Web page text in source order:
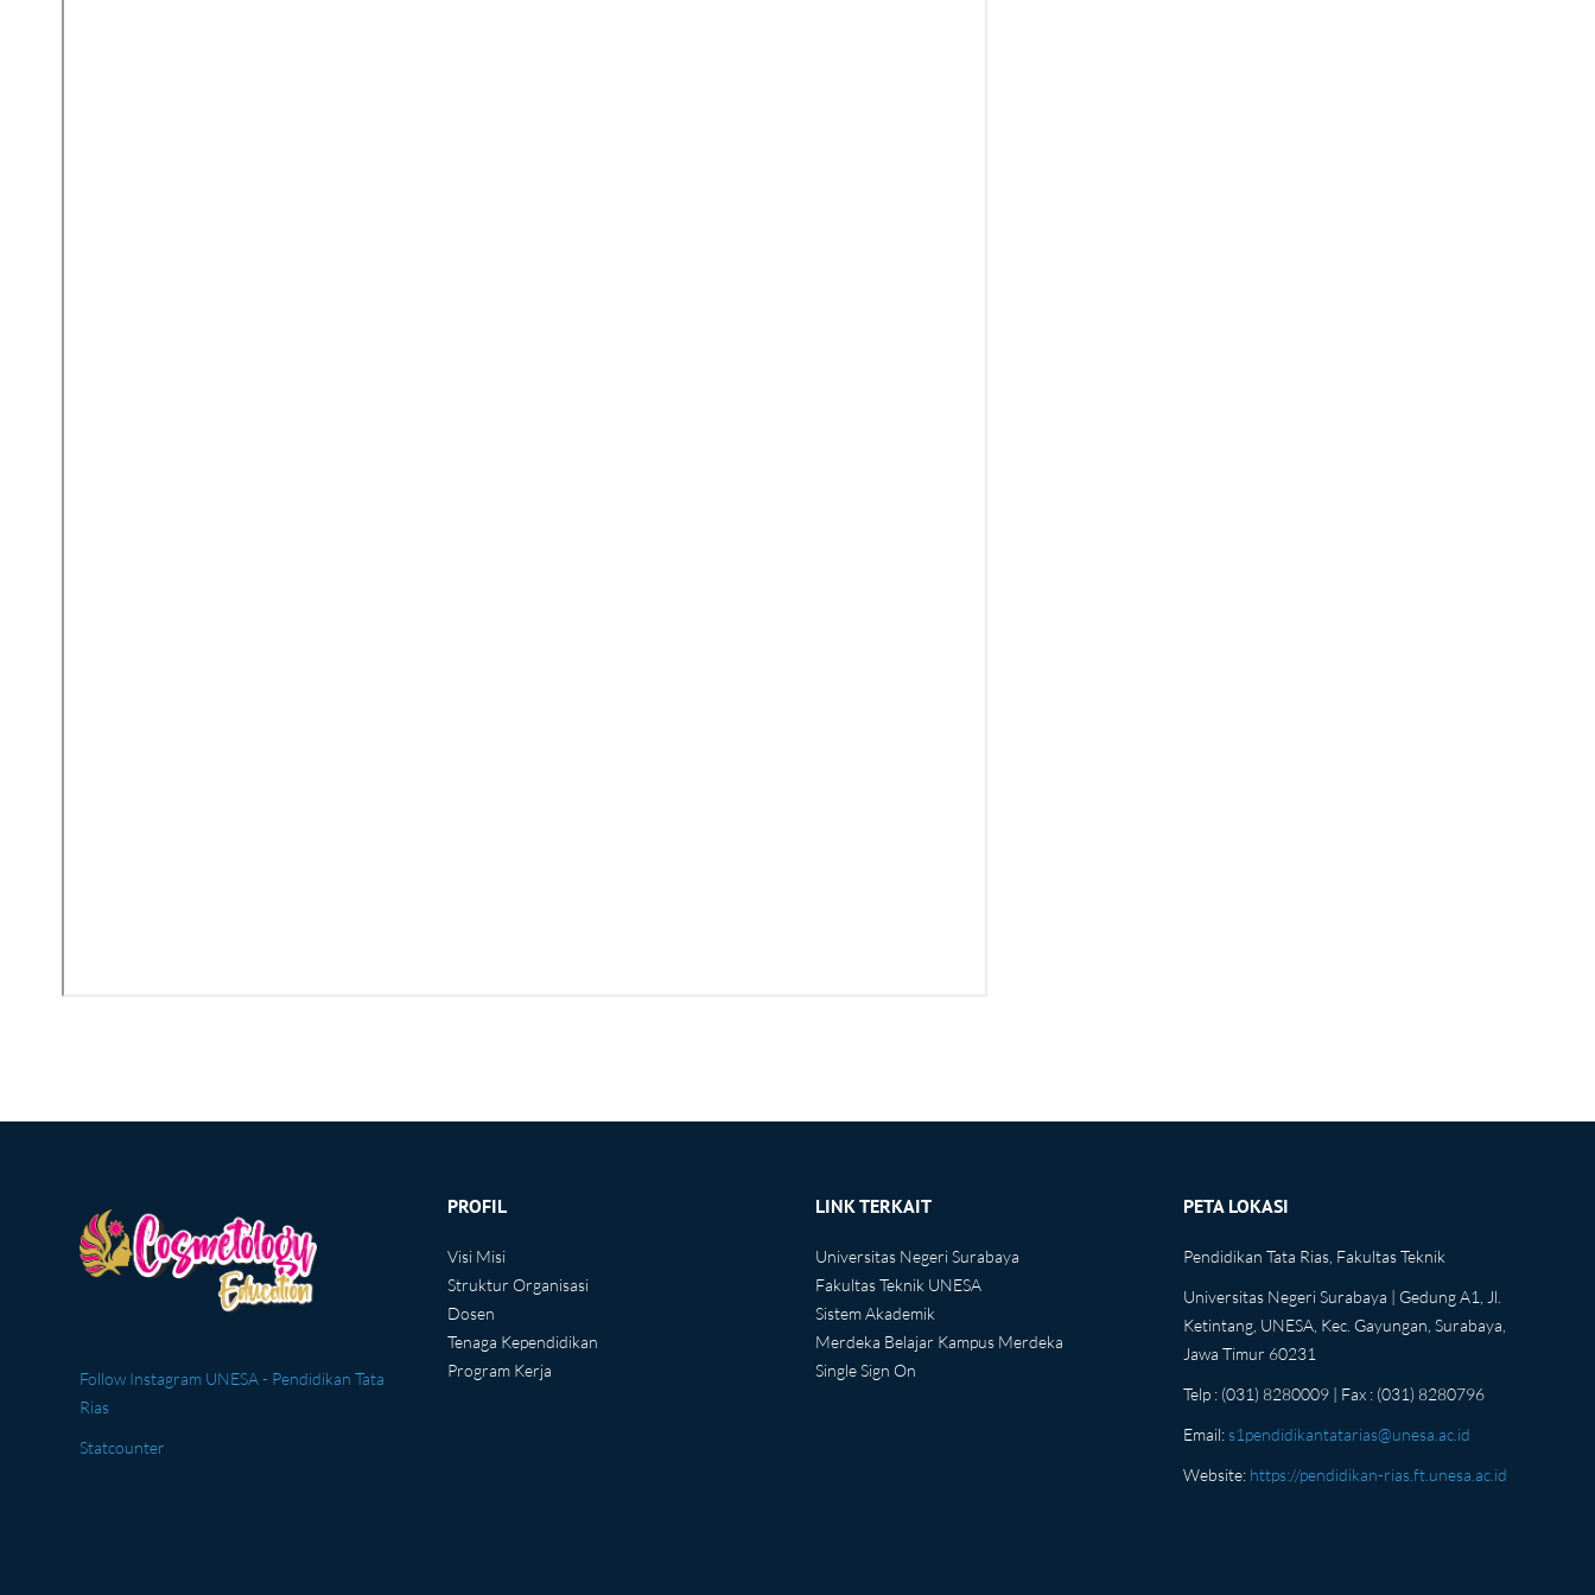
Follow Instagram UNESA - Pendidikan Tata
Rias
Statcounter
PROFIL
Visi Misi
Struktur Organisasi
Dosen
Tenaga Kependidikan
Program Kerja
LINK TERKAIT
Universitas Negeri Surabaya
Fakultas Teknik UNESA
Sistem Akademik
Merdeka Belajar Kampus Merdeka
Single Sign On
PETA LOKASI
Pendidikan Tata Rias, Fakultas Teknik
Universitas Negeri Surabaya | Gedung A1, Jl.
Ketintang, UNESA, Kec. Gayungan, Surabaya,
Jawa Timur 60231
Telp : (031) 8280009 | Fax : (031) 8280796
Email: s1pendidikantatarias@unesa.ac.id
Website: https://pendidikan-rias.ft.unesa.ac.id